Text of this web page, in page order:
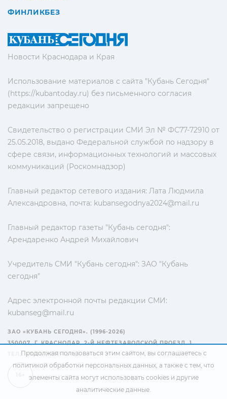
Новости Краснодара и Края
Использование материалов с сайта "Кубань Сегодня"
(https://kubantoday.ru) без письменного согласия
редакции запрещено
Свидетельство о регистрации СМИ Эл № ФС77-72910 от
25.05.2018, выдано Федеральной службой по надзору в
сфере связи, информационных технологий и массовых
коммуникаций (Роскомнадзор)
Главный редактор сетевого издания: Лата Людмила
Александровна, почта: kubansegodnya2024@mail.ru
Главный редактор газеты "Кубань сегодня":
Арендаренко Андрей Михайлович
Учредитель СМИ "Кубань сегодня": ЗАО "Кубань
сегодня"
Адрес электронной почты редакции СМИ:
kubanseg@mail.ru
ФИНЛИКБЕЗ
ЗАО «КУБАНЬ СЕГОДНЯ». (1996-2026)
350007, Г. КРАСНОДАР, 2-Й НЕФТЕЗАВОДСКОЙ ПРОЕЗД, 1
ТЕЛ.: +7(861) 267-15-15
Продолжая пользоваться этим сайтом, вы соглашаетесь с
политикой обработки персональных данных, а также с тем, что
элементы сайта могут использовать cookies и другие
аналитические данные.